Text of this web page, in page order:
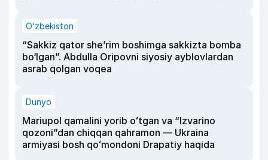
O‘zbekiston
“Sakkiz qator she’rim boshimga sakkizta bomba
bo‘lgan”. Abdulla Oripovni siyosiy ayblovlardan
asrab qolgan voqea
Dunyo
Mariupol qamalini yorib oʻtgan va “Izvarino
qozoni”dan chiqqan qahramon — Ukraina
armiyasi bosh qoʻmondoni Drapatiy haqida